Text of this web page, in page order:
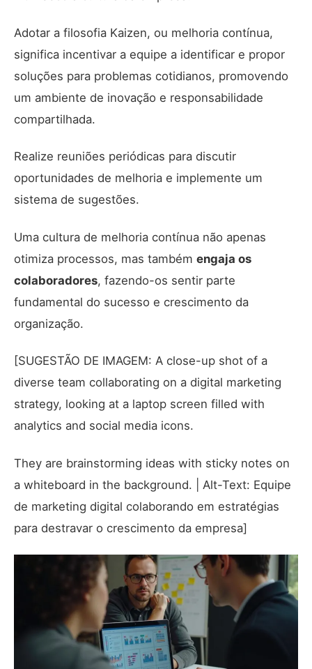
Adotar a filosofia Kaizen, ou melhoria contínua,
significa incentivar a equipe a identificar e propor
soluções para problemas cotidianos, promovendo
um ambiente de inovação e responsabilidade
compartilhada.
Realize reuniões periódicas para discutir
oportunidades de melhoria e implemente um
sistema de sugestões.
Uma cultura de melhoria contínua não apenas
otimiza processos, mas também engaja os
colaboradores, fazendo-os sentir parte
fundamental do sucesso e crescimento da
organização.
[SUGESTÃO DE IMAGEM: A close-up shot of a
diverse team collaborating on a digital marketing
strategy, looking at a laptop screen filled with
analytics and social media icons.
They are brainstorming ideas with sticky notes on
a whiteboard in the background. | Alt-Text: Equipe
de marketing digital colaborando em estratégias
para destravar o crescimento da empresa]